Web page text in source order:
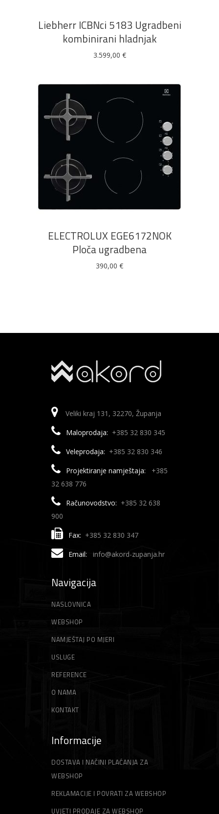
Liebherr ICBNci 5183 Ugradbeni
kombinirani hladnjak
3.599,00 €
DODAJ U KOŠARICU
ELECTROLUX EGE6172NOK
Ploča ugradbena
390,00 €
Veliki kraj 131, 32270, Županja
Maloprodaja: +385 32 830 345
Veleprodaja: +385 32 830 346
Projektiranje namještaja:
+385
32 638 776
Računovodstvo: +385 32 638
900
Fax: +385 32 830 347
Email: info@akord-zupanja.hr
Navigacija
NASLOVNICA
WEBSHOP
NAMJEŠTAJ PO MJERI
USLUGE
REFERENCE
O NAMA
KONTAKT
Informacije
DOSTAVA I NAČINI PLAĆANJA ZA
WEBSHOP
REKLAMACIJE I POVRATI ZA WEBSHOP
UVJETI PRODAJE ZA WEBSHOP